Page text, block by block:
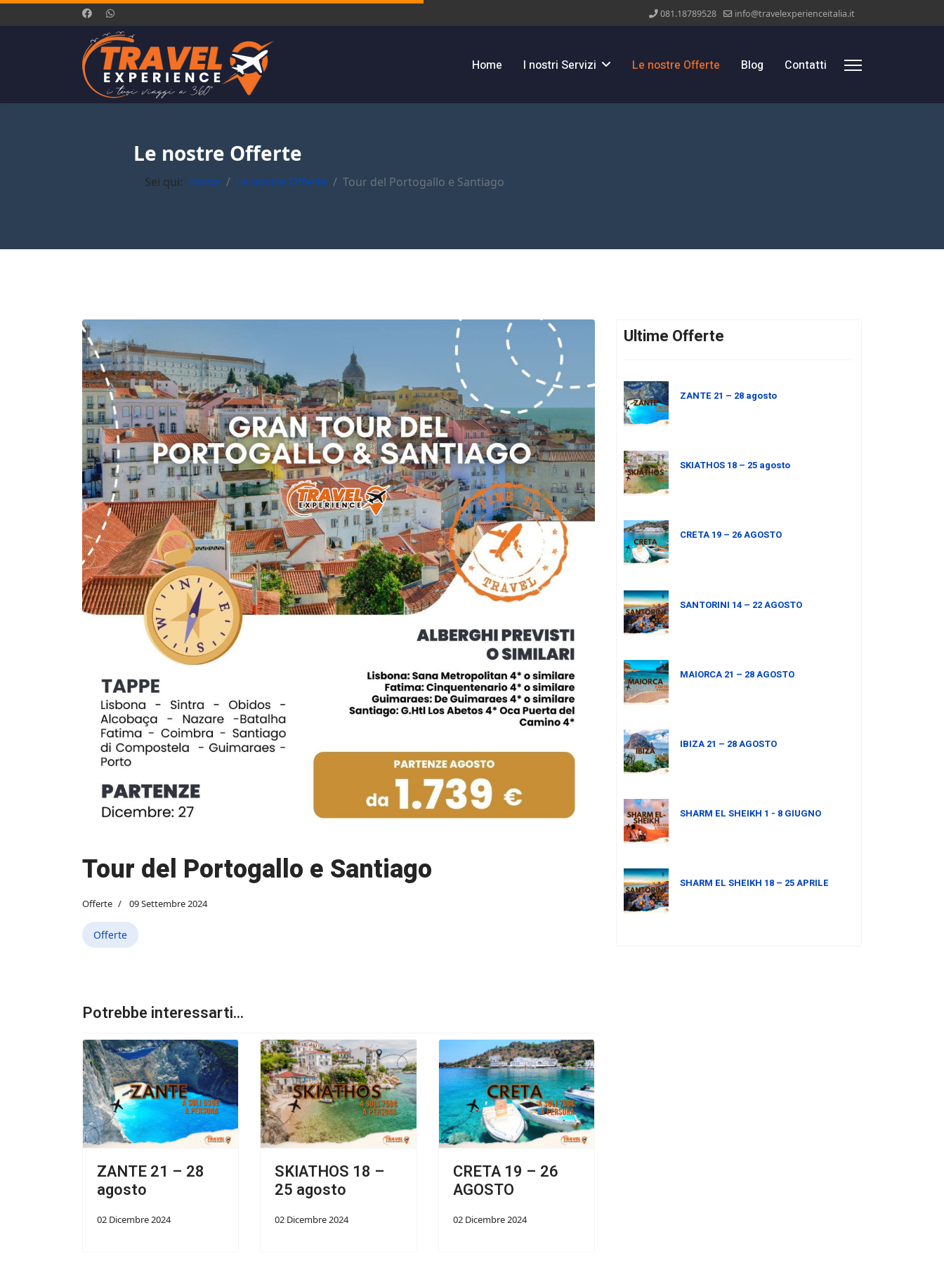
081.18789528 info@travelexperienceitalia.it
Home I nostri Servizi Le nostre Offerte Blog Contatti
Le nostre Offerte
Sei qui: Home Le nostre Offerte Tour del Portogallo e Santiago
Tour del Portogallo e Santiago
Offerte 09 Settembre 2024
Offerte
Potrebbe interessarti...
ZANTE 21 – 28
agosto
02 Dicembre 2024
SKIATHOS 18 –
25 agosto
02 Dicembre 2024
CRETA 19 – 26
AGOSTO
02 Dicembre 2024
Ultime Offerte
ZANTE 21 – 28 agosto
SKIATHOS 18 – 25 agosto
CRETA 19 – 26 AGOSTO
SANTORINI 14 – 22 AGOSTO
MAIORCA 21 – 28 AGOSTO
IBIZA 21 – 28 AGOSTO
SHARM EL SHEIKH 1 - 8 GIUGNO
SHARM EL SHEIKH 18 – 25 APRILE